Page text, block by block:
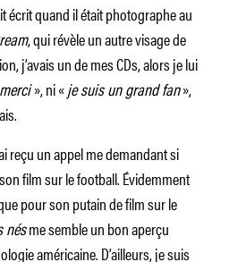
écrit quand il était photographe au
, qui révèle un autre visage de
j’avais un de mes CDs, alors je lui
merci», ni «je suis un grand fan»,
reçu un appel me demandant si
film sur le football. Évidemment
pour son putain de film sur le
nésme semble un bon aperçu
américaine. D’ailleurs, je suis